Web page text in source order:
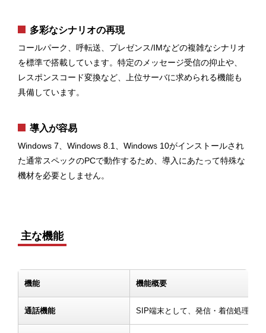
多彩なシナリオの再現
コールパーク、呼転送、プレゼンス/IMなどの複雑なシナリオ
を標準で搭載しています。特定のメッセージ受信の抑止や、
レスポンスコード変換など、上位サーバに求められる機能も
具備しています。
導入が容易
Windows 7、Windows 8.1、Windows 10がインストールされ
た通常スペックのPCで動作するため、導入にあたって特殊な
機材を必要としません。
主な機能
機能 機能概要
通話機能 SIP端末として、発信・着信処理を